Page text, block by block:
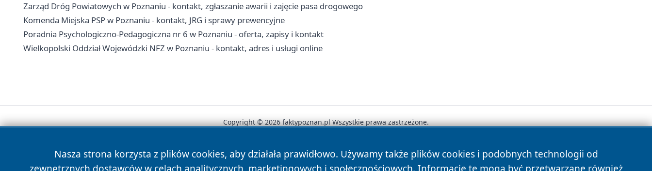
Zarząd Dróg Powiatowych w Poznaniu - kontakt, zgłaszanie awarii i zajęcie pasa drogowego
Komenda Miejska PSP w Poznaniu - kontakt, JRG i sprawy prewencyjne
Poradnia Psychologiczno-Pedagogiczna nr 6 w Poznaniu - oferta, zapisy i kontakt
Wielkopolski Oddział Wojewódzki NFZ w Poznaniu - kontakt, adres i usługi online
Nasza strona korzysta z plików cookies, aby działała prawidłowo. Używamy także plików cookies i podobnych technologii od
zewnętrznych dostawców w celach analitycznych, marketingowych i społecznościowych. Informacje te mogą być przetwarzane również
Copyright © 2026 faktypoznan.pl Wszystkie prawa zastrzeżone.
News Autorzy Polityka Prywatności Polityka Cookies